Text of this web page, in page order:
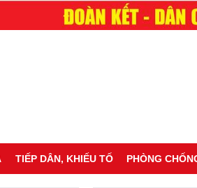
TIẾP DÂN, KHIẾU TỐ PHÒNG